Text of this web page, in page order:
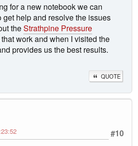
for a new notebook we can
get help and resolve the issues
theStrathpine Pressure
work and when I visited the
provides us the best results.
QUOTE
#10